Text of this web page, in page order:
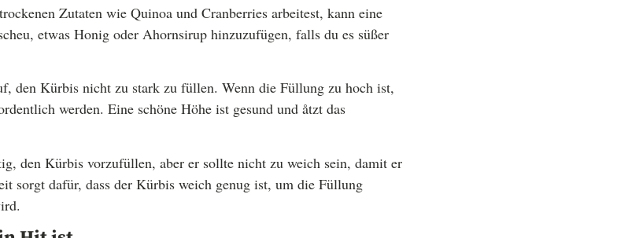
Zutaten wie Quinoa und Cranberries arbeitest, kann eine
etwas Honig oder Ahornsirup hinzuzufügen, falls du es süßer
den Kürbis nicht zu stark zu füllen. Wenn die Füllung zu hoch ist,
werden. Eine schöne Höhe ist gesund und åtzt das
den Kürbis vorzufüllen, aber er sollte nicht zu weich sein, damit er
sorgt dafür, dass der Kürbis weich genug ist, um die Füllung